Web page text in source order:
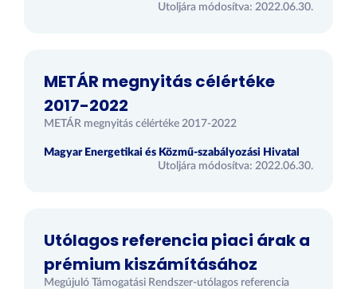
Utoljára módosítva: 2022.06.30.
METÁR megnyitás célértéke
2017-2022
METÁR megnyitás célértéke 2017-2022
Magyar Energetikai és Közmű-szabályozási Hivatal
Utoljára módosítva: 2022.06.30.
Utólagos referencia piaci árak a
prémium kiszámításához
Megújuló Támogatási Rendszer-utólagos referencia